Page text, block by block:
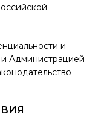
и
Администрацией